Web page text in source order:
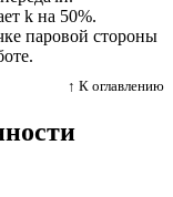
k на 50%.
паровой стороны
↑ К оглавлению